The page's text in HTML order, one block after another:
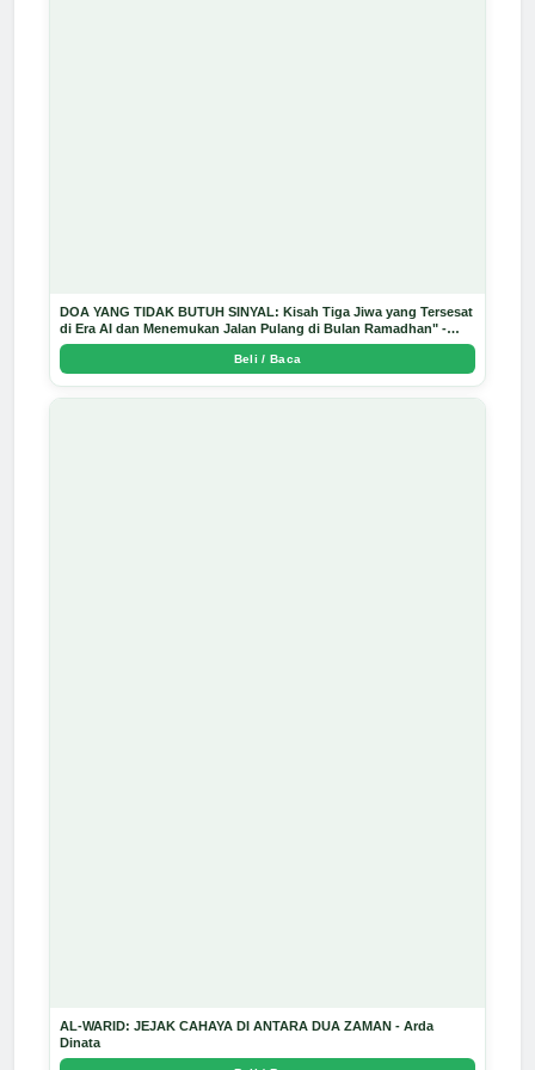
DOA YANG TIDAK BUTUH SINYAL: Kisah Tiga Jiwa yang Tersesat
di Era AI dan Menemukan Jalan Pulang di Bulan Ramadhan" -
Arda Dinata
Beli / Baca
AL-WARID: JEJAK CAHAYA DI ANTARA DUA ZAMAN - Arda
Dinata